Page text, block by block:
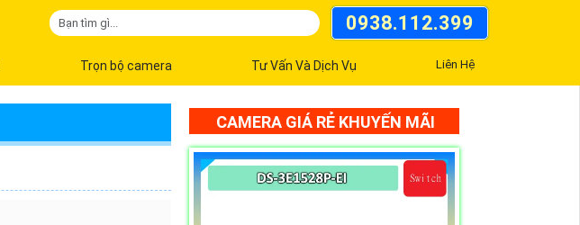
0938.112.399
Trọn bộ camera Tư Vấn Và Dịch Vụ Liên Hệ
CAMERA GIÁ RẺ KHUYẾN MÃI